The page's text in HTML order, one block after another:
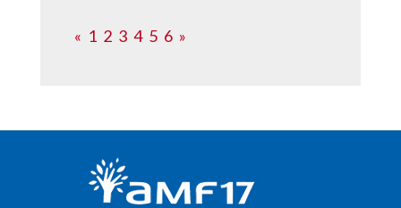
« 1 2 3 4 5 6 »